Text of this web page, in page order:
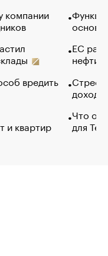
компании
вредить
и квартир
основ
ЕС
нефти
Что
для